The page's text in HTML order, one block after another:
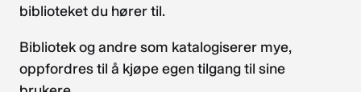
biblioteket du hører til.
Bibliotek og andre som katalogiserer mye,
oppfordres til å kjøpe egen tilgang til sine